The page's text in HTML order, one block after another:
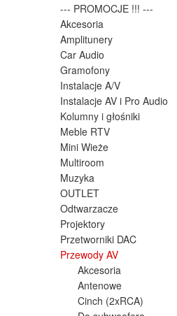
--- PROMOCJE !!! ---
Akcesoria
Amplitunery
Car Audio
Gramofony
Instalacje A/V
Instalacje AV i Pro Audio
Kolumny i głośniki
Meble RTV
Mini Wieże
Multiroom
Muzyka
OUTLET
Odtwarzacze
Projektory
Przetworniki DAC
Przewody AV
Akcesoria
Antenowe
Cinch (2xRCA)